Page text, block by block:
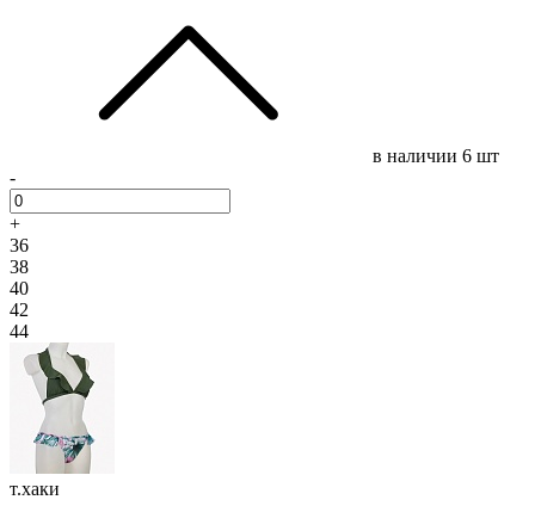
в наличии 6 шт
-
+
36
38
40
42
44
т.хаки